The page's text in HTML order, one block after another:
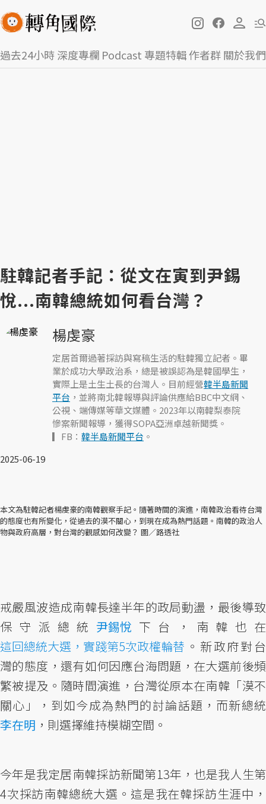
過去24小時深度專欄 Podcast 專題特輯作者群關於我們
駐韓記者手記：從文在寅到尹錫
悅...南韓總統如何看台灣？
楊虔豪
定居首爾過著採訪與寫稿生活的駐韓獨立記者。畢
業於成功大學政治系，總是被誤認為是韓國學生，
實際上是土生土長的台灣人。目前經營韓半島新聞
平台 ，並將南北韓報導與評論供應給BBC中文網、
公視、端傳媒等華文媒體。2023年以南韓梨泰院
慘案新聞報導，獲得SOPA亞洲卓越新聞獎。
▎FB： 韓半島新聞平台 。
2025-06-19
本文為駐韓記者楊虔豪的南韓觀察手記。隨著時間的演進，南韓政治看待台灣
的態度也有所變化，從過去的漠不關心，到現在成為熱門話題。南韓的政治人
物與政府高層，對台灣的觀感如何改變？ 圖／路透社
戒嚴風波造成南韓長達半年的政局動盪，最後導致
保守派總統 尹錫悅 下台，南韓也在
這回總統大選，實踐第5次政權輪替 。新政府對台
灣的態度，還有如何因應台海問題，在大選前後頻
繁被提及。隨時間演進，台灣從原本在南韓「漠不
關心」，到如今成為熱門的討論話題，而新總統
李在明 ，則選擇維持模糊空間。
今年是我定居南韓採訪新聞第13年，也是我人生第
4次採訪南韓總統大選。這是我在韓採訪生涯中，